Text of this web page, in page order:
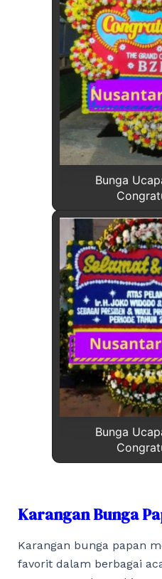
Bunga
Bunga
Karangan Bunga
Karangan bunga papan
favorit dalam berbagai